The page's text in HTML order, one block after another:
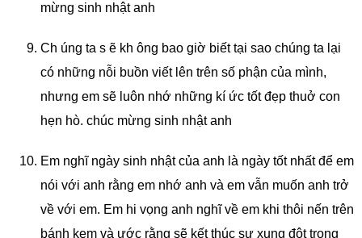
mừng sinh nhật anh
Ch úng ta s ẽ kh ông bao giờ biết tại sao chúng ta lại
có những nỗi buồn viết lên trên số phận của mình,
nhưng em sẽ luôn nhớ những kí ức tốt đẹp thuở con
hẹn hò. chúc mừng sinh nhật anh
Em nghĩ ngày sinh nhật của anh là ngày tốt nhất để em
nói với anh rằng em nhớ anh và em vẫn muốn anh trở
về với em. Em hi vọng anh nghĩ về em khi thôi nến trên
bánh kem và ước rằng sẽ kết thúc sự xung đột trong